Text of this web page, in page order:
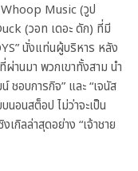
Whoop Music (วูป
(วอท เดอะ ดัก) ที่มี
นั่งแท่นผู้บริหาร หลัง
ผ่านมา พวกเขาทั้งสาม นำ
ชอบการกิจ” และ “เจนัส
นอนสต็อป ไม่ว่าจะเป็น
กิลล่าสุดอย่าง “เจ้าชาย